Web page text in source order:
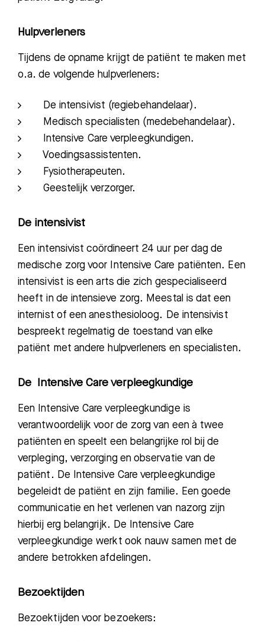
Hulpverleners
Tijdens de opname krijgt de patiënt te maken met
o.a. de volgende hulpverleners:
De intensivist (regiebehandelaar).
Medisch specialisten (medebehandelaar).
Intensive Care verpleegkundigen.
Voedingsassistenten.
Fysiotherapeuten.
Geestelijk verzorger.
De intensivist
Een intensivist coördineert 24 uur per dag de
medische zorg voor Intensive Care patiënten. Een
intensivist is een arts die zich gespecialiseerd
heeft in de intensieve zorg. Meestal is dat een
internist of een anesthesioloog. De intensivist
bespreekt regelmatig de toestand van elke
patiënt met andere hulpverleners en specialisten.
De Intensive Care verpleegkundige
Een Intensive Care verpleegkundige is
verantwoordelijk voor de zorg van een à twee
patiënten en speelt een belangrijke rol bij de
verpleging, verzorging en observatie van de
patiënt. De Intensive Care verpleegkundige
begeleidt de patiënt en zijn familie. Een goede
communicatie en het verlenen van nazorg zijn
hierbij erg belangrijk. De Intensive Care
verpleegkundige werkt ook nauw samen met de
andere betrokken afdelingen.
Bezoektijden
Bezoektijden voor bezoekers: